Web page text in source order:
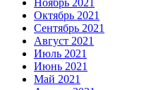
Октябрь 2021
Сентябрь 2021
Август 2021
Июль 2021
Июнь 2021
Май 2021